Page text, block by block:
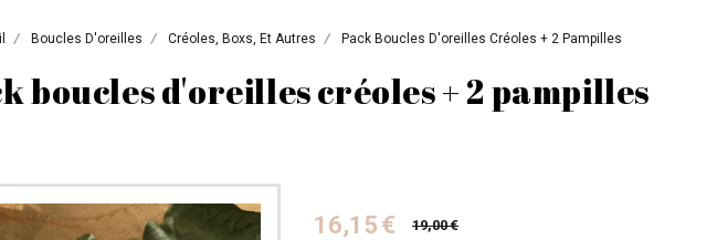
Boucles D'oreilles Créoles, Boxs, Et Autres Pack Boucles D'oreilles Créoles + 2 Pampilles
boucles d'oreilles créoles + 2 pampilles
16,15 € 19,00€